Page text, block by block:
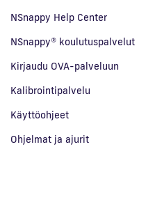
NSnappy Help Center
NSnappy® koulutuspalvelut
Kirjaudu OVA-palveluun
Kalibrointipalvelu
Käyttöohjeet
Ohjelmat ja ajurit